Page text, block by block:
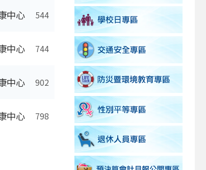
中心 544
中心 744
中心 902
中心 798